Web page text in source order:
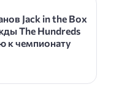
Jack in the Box
The Hundreds
к чемпионату